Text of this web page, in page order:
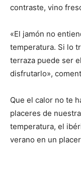
contraste, vino
«El jamón no
temperatura. Si lo
terraza puede ser
disfrutarlo»,
Que el calor no te
placeres de
temperatura, el
verano en un